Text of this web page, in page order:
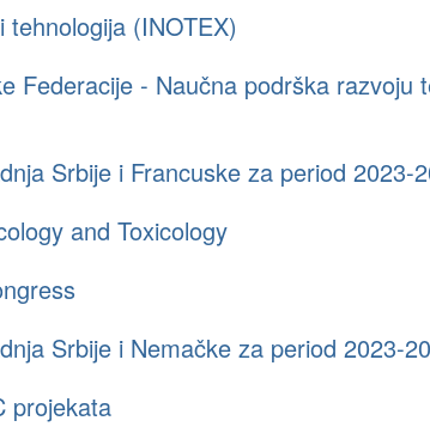
(INOTEX)
Federacije - Naučna podrška razvoju
Srbije i Francuske za period 2023-
and Toxicology
Srbije i Nemačke za period 2023-
projekata